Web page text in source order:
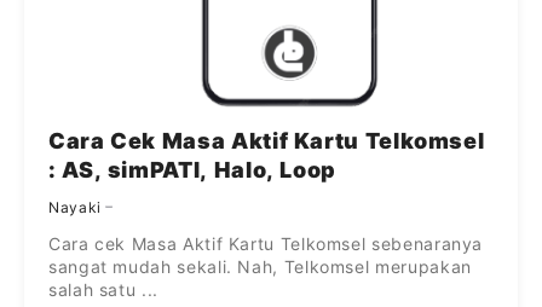
Cara Cek Masa Aktif Kartu Telkomsel
: AS, simPATI, Halo, Loop
Nayaki
Cara cek Masa Aktif Kartu Telkomsel sebenaranya
sangat mudah sekali. Nah, Telkomsel merupakan
salah satu ...